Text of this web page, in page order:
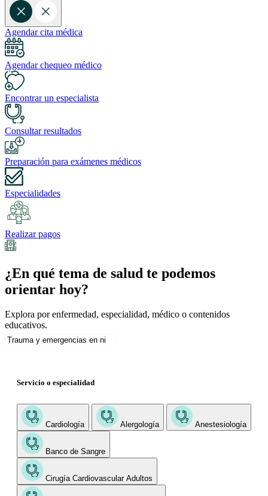
Agendar cita médica
Agendar chequeo médico
Encontrar un especialista
Consultar resultados
Preparación para exámenes médicos
Especialidades
Realizar pagos
¿En qué tema de salud te podemos
orientar hoy?
Explora por enfermedad, especialidad, médico o contenidos
educativos.
Servicio o especialidad
Cardiología Alergología Anestesiología
Banco de Sangre
Cirugía Cardiovascular Adultos